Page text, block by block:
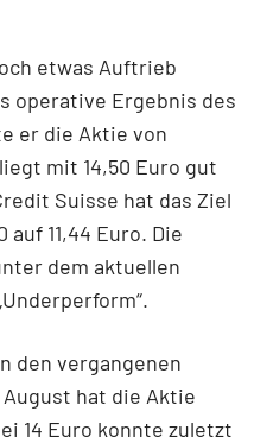
etwas Auftrieb
operative Ergebnis des
er die Aktie von
mit 14,50 Euro gut
Suisse hat das Ziel
auf 11,44 Euro. Die
dem aktuellen
den vergangenen
hat die Aktie
14 Euro konnte zuletzt